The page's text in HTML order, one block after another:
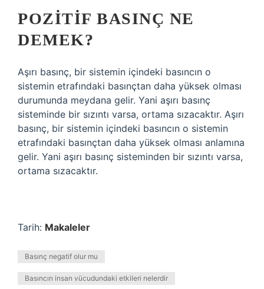
POZITIF BASINÇ NE
DEMEK?
Aşırı basınç, bir sistemin içindeki basıncın o
sistemin etrafındaki basınçtan daha yüksek olması
durumunda meydana gelir. Yani aşırı basınç
sisteminde bir sızıntı varsa, ortama sızacaktır. Aşırı
basınç, bir sistemin içindeki basıncın o sistemin
etrafındaki basınçtan daha yüksek olması anlamına
gelir. Yani aşırı basınç sisteminden bir sızıntı varsa,
ortama sızacaktır.
Tarih: Makaleler
Basınç negatif olur mu
Basıncın insan vücudundaki etkileri nelerdir